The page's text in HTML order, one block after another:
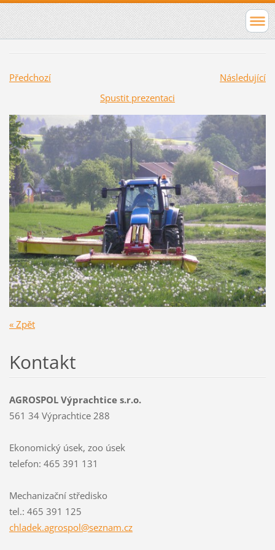
Předchozí
Následující
Spustit prezentaci
« Zpět
Kontakt
AGROSPOL Výprachtice s.r.o.
561 34 Výprachtice 288
Ekonomický úsek, zoo úsek
telefon: 465 391 131
Mechanizační středisko
tel.: 465 391 125
chladek.agrospol@seznam.cz